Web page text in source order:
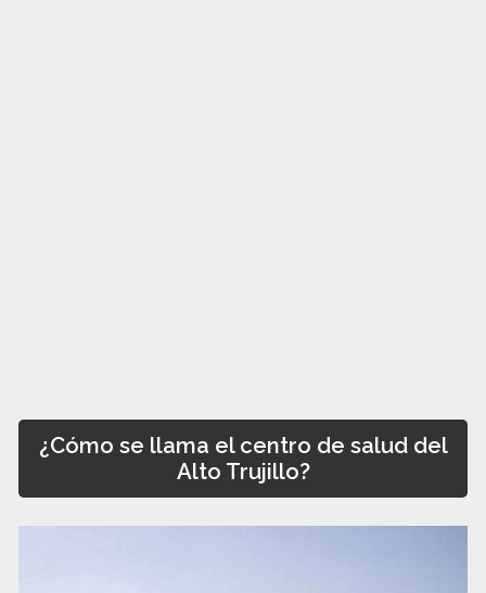
¿Cómo se llama el centro de salud del
Alto Trujillo?